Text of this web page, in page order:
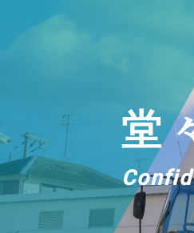
堂